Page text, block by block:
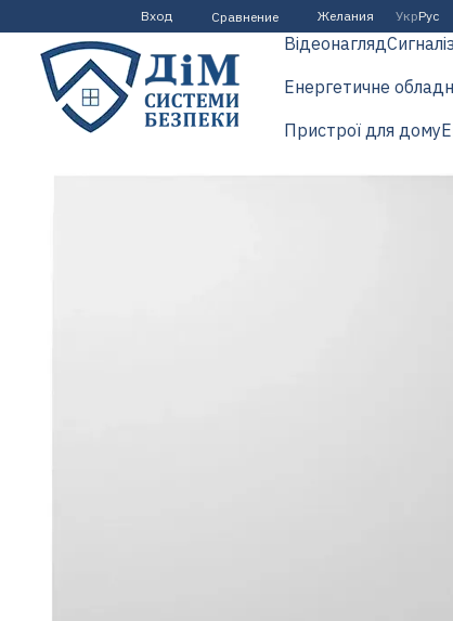
Перейти к основному контенту
Вход Сравнение Желания УкрРус
Відеонагляд
Енергетичне
Пристрої для дому